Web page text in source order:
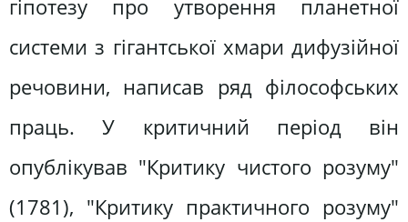
гіпотезу про утворення планетної
системи з гігантської хмари дифузійної
речовини, написав ряд філософських
праць. У критичний період він
опублікував "Критику чистого розуму"
(1781), "Критику практичного розуму"